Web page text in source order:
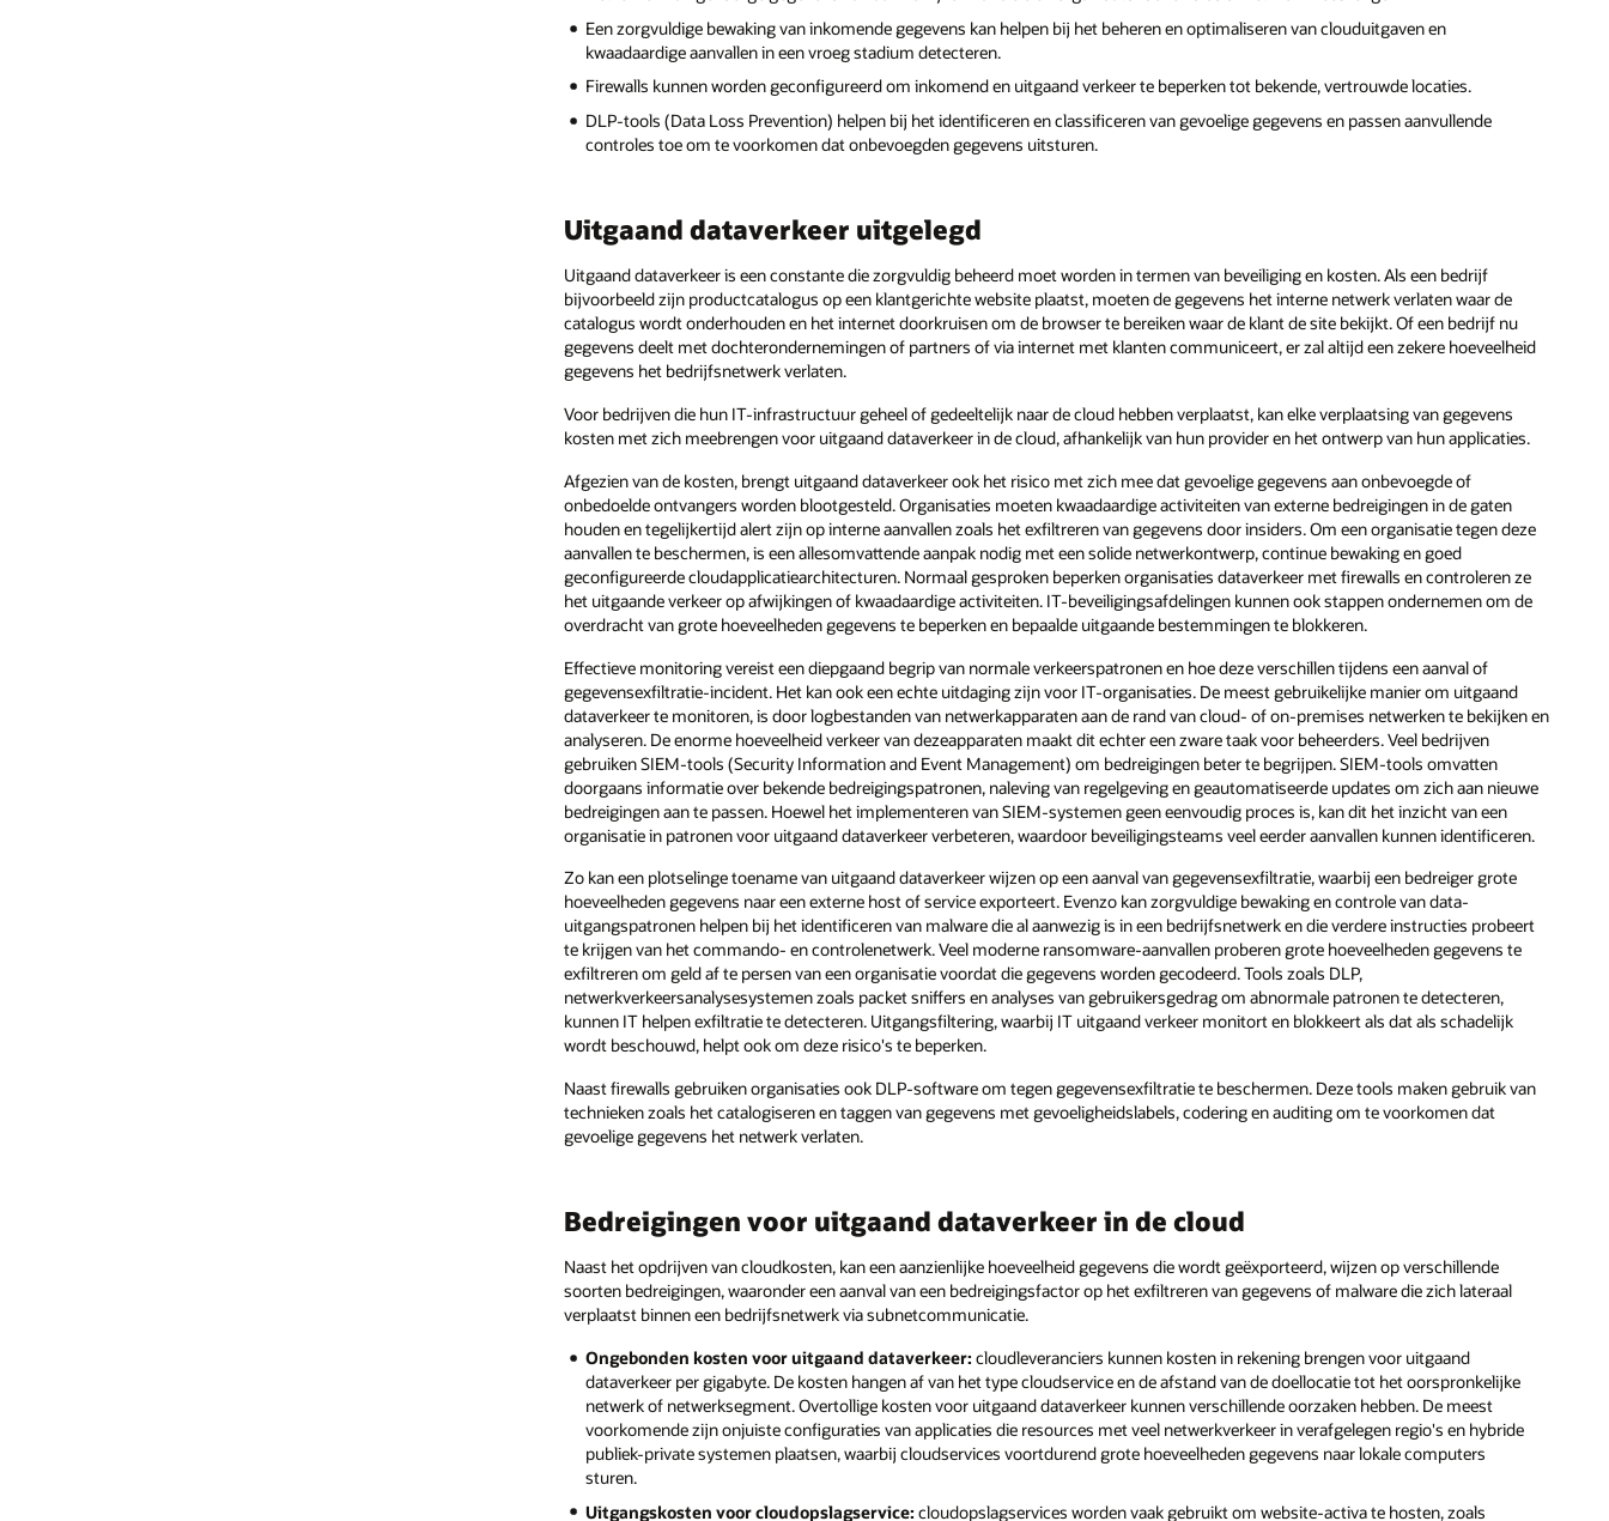
Een zorgvuldige bewaking van inkomende gegevens kan helpen bij het beheren en optimaliseren van clouduitgaven en
kwaadaardige aanvallen in een vroeg stadium detecteren.
Firewalls kunnen worden geconfigureerd om inkomend en uitgaand verkeer te beperken tot bekende, vertrouwde locaties.
DLP-tools (Data Loss Prevention) helpen bij het identificeren en classificeren van gevoelige gegevens en passen aanvullende
controles toe om te voorkomen dat onbevoegden gegevens uitsturen.
Uitgaand dataverkeer uitgelegd
Uitgaand dataverkeer is een constante die zorgvuldig beheerd moet worden in termen van beveiliging en kosten. Als een bedrijf
bijvoorbeeld zijn productcatalogus op een klantgerichte website plaatst, moeten de gegevens het interne netwerk verlaten waar de
catalogus wordt onderhouden en het internet doorkruisen om de browser te bereiken waar de klant de site bekijkt. Of een bedrijf nu
gegevens deelt met dochterondernemingen of partners of via internet met klanten communiceert, er zal altijd een zekere hoeveelheid
gegevens het bedrijfsnetwerk verlaten.
Voor bedrijven die hun IT-infrastructuur geheel of gedeeltelijk naar de cloud hebben verplaatst, kan elke verplaatsing van gegevens
kosten met zich meebrengen voor uitgaand dataverkeer in de cloud, afhankelijk van hun provider en het ontwerp van hun applicaties.
Afgezien van de kosten, brengt uitgaand dataverkeer ook het risico met zich mee dat gevoelige gegevens aan onbevoegde of
onbedoelde ontvangers worden blootgesteld. Organisaties moeten kwaadaardige activiteiten van externe bedreigingen in de gaten
houden en tegelijkertijd alert zijn op interne aanvallen zoals het exfiltreren van gegevens door insiders. Om een organisatie tegen deze
aanvallen te beschermen, is een allesomvattende aanpak nodig met een solide netwerkontwerp, continue bewaking en goed
geconfigureerde cloudapplicatiearchitecturen. Normaal gesproken beperken organisaties dataverkeer met firewalls en controleren ze
het uitgaande verkeer op afwijkingen of kwaadaardige activiteiten. IT-beveiligingsafdelingen kunnen ook stappen ondernemen om de
overdracht van grote hoeveelheden gegevens te beperken en bepaalde uitgaande bestemmingen te blokkeren.
Effectieve monitoring vereist een diepgaand begrip van normale verkeerspatronen en hoe deze verschillen tijdens een aanval of
gegevensexfiltratie-incident. Het kan ook een echte uitdaging zijn voor IT-organisaties. De meest gebruikelijke manier om uitgaand
dataverkeer te monitoren, is door logbestanden van netwerkapparaten aan de rand van cloud- of on-premises netwerken te bekijken en
analyseren. De enorme hoeveelheid verkeer van dezeapparaten maakt dit echter een zware taak voor beheerders. Veel bedrijven
gebruiken SIEM-tools (Security Information and Event Management) om bedreigingen beter te begrijpen. SIEM-tools omvatten
doorgaans informatie over bekende bedreigingspatronen, naleving van regelgeving en geautomatiseerde updates om zich aan nieuwe
bedreigingen aan te passen. Hoewel het implementeren van SIEM-systemen geen eenvoudig proces is, kan dit het inzicht van een
organisatie in patronen voor uitgaand dataverkeer verbeteren, waardoor beveiligingsteams veel eerder aanvallen kunnen identificeren.
Zo kan een plotselinge toename van uitgaand dataverkeer wijzen op een aanval van gegevensexfiltratie, waarbij een bedreiger grote
hoeveelheden gegevens naar een externe host of service exporteert. Evenzo kan zorgvuldige bewaking en controle van data-
uitgangspatronen helpen bij het identificeren van malware die al aanwezig is in een bedrijfsnetwerk en die verdere instructies probeert
te krijgen van het commando- en controlenetwerk. Veel moderne ransomware-aanvallen proberen grote hoeveelheden gegevens te
exfiltreren om geld af te persen van een organisatie voordat die gegevens worden gecodeerd. Tools zoals DLP,
netwerkverkeersanalysesystemen zoals packet sniffers en analyses van gebruikersgedrag om abnormale patronen te detecteren,
kunnen IT helpen exfiltratie te detecteren. Uitgangsfiltering, waarbij IT uitgaand verkeer monitort en blokkeert als dat als schadelijk
wordt beschouwd, helpt ook om deze risico's te beperken.
Naast firewalls gebruiken organisaties ook DLP-software om tegen gegevensexfiltratie te beschermen. Deze tools maken gebruik van
technieken zoals het catalogiseren en taggen van gegevens met gevoeligheidslabels, codering en auditing om te voorkomen dat
gevoelige gegevens het netwerk verlaten.
Bedreigingen voor uitgaand dataverkeer in de cloud
Naast het opdrijven van cloudkosten, kan een aanzienlijke hoeveelheid gegevens die wordt geëxporteerd, wijzen op verschillende
soorten bedreigingen, waaronder een aanval van een bedreigingsfactor op het exfiltreren van gegevens of malware die zich lateraal
verplaatst binnen een bedrijfsnetwerk via subnetcommunicatie.
Ongebonden kosten voor uitgaand dataverkeer: cloudleveranciers kunnen kosten in rekening brengen voor uitgaand
dataverkeer per gigabyte. De kosten hangen af van het type cloudservice en de afstand van de doellocatie tot het oorspronkelijke
netwerk of netwerksegment. Overtollige kosten voor uitgaand dataverkeer kunnen verschillende oorzaken hebben. De meest
voorkomende zijn onjuiste configuraties van applicaties die resources met veel netwerkverkeer in verafgelegen regio's en hybride
publiek-private systemen plaatsen, waarbij cloudservices voortdurend grote hoeveelheden gegevens naar lokale computers
sturen.
Uitgangskosten voor cloudopslagservice: cloudopslagservices worden vaak gebruikt om website-activa te hosten, zoals